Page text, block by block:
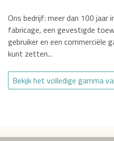
Ons bedrijf: meer dan 100 jaar
fabricage, een gevestigde
gebruiker en een commerciële
kunt zetten...
Bekijk het volledige gamma